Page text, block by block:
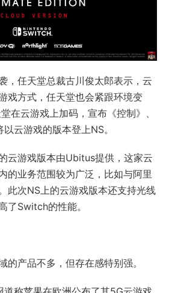
，任天堂总裁古川俊太郎表示，云
戏方式，任天堂也会紧跟环境变
在云游戏上加码，宣布《控制》、
以云游戏的版本登上NS。
云游戏版本由Ubitus提供，这家云
的业务范围较为广泛，比如与阿里
此次NS上的云游戏版本还支持光线
了Switch的性能。
的产品不多，但存在感特别强。